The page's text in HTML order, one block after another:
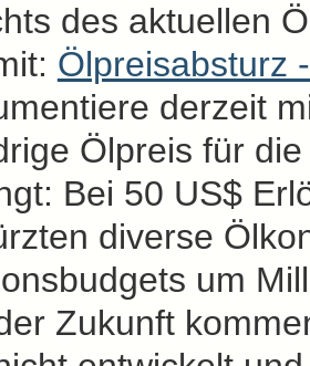
des aktuellen
Ölpreisabsturz
derzeit
Ölpreis für
Bei 50 US$
diverse
um
Zukunft